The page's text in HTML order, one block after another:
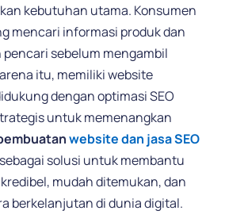
kebutuhan utama. Konsumen
mencari informasi produk dan
sebelum mengambil
itu, memiliki website
dengan optimasi SEO
untuk memenangkan
website dan jasa SEO
solusi untuk membantu
mudah ditemukan, dan
berkelanjutan di dunia digital.